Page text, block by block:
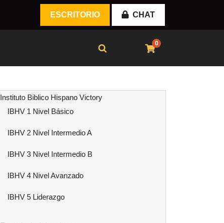
ESCRITORIO CHAT
0
Instituto Biblico Hispano Victory
IBHV 1 Nivel Básico
IBHV 2 Nivel Intermedio A
IBHV 3 Nivel Intermedio B
IBHV 4 Nivel Avanzado
IBHV 5 Liderazgo